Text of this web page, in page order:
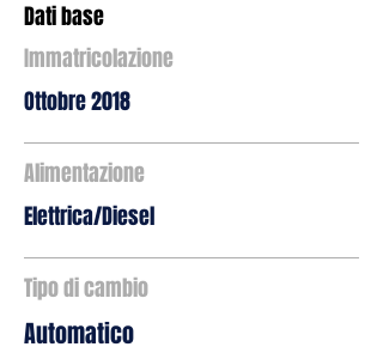
Dati base
Immatricolazione
Ottobre 2018
Alimentazione
Elettrica/Diesel
Tipo di cambio
Automatico